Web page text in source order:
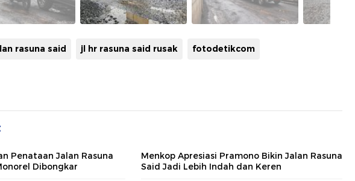
rasuna said jl hr rasuna said rusak fotodetikcom
Penataan Jalan Rasuna
Dibongkar
Menkop Apresiasi Pramono Bikin Jalan Rasuna
Said Jadi Lebih Indah dan Keren